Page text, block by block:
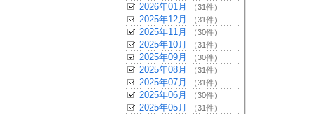
2026年01月 （31件）
2025年12月 （31件）
2025年11月 （30件）
2025年10月 （31件）
2025年09月 （30件）
2025年08月 （31件）
2025年07月 （31件）
2025年06月 （30件）
2025年05月 （31件）